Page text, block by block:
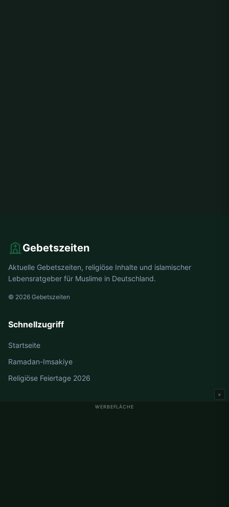
WERBEFLÄCHE
×
Gebetszeiten
Aktuelle Gebetszeiten, religiöse Inhalte und islamischer
Lebensratgeber für Muslime in Deutschland.
© 2026 Gebetszeiten
Schnellzugriff
Startseite
Ramadan-Imsakiye
Religiöse Feiertage 2026
Gebetszeiten Deutschland